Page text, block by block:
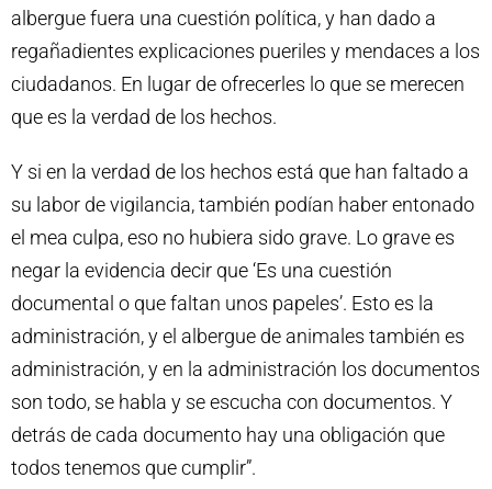
albergue fuera una cuestión política, y han dado a
regañadientes explicaciones pueriles y mendaces a los
ciudadanos. En lugar de ofrecerles lo que se merecen
que es la verdad de los hechos.
Y si en la verdad de los hechos está que han faltado a
su labor de vigilancia, también podían haber entonado
el mea culpa, eso no hubiera sido grave. Lo grave es
negar la evidencia decir que ‘Es una cuestión
documental o que faltan unos papeles’. Esto es la
administración, y el albergue de animales también es
administración, y en la administración los documentos
son todo, se habla y se escucha con documentos. Y
detrás de cada documento hay una obligación que
todos tenemos que cumplir”.